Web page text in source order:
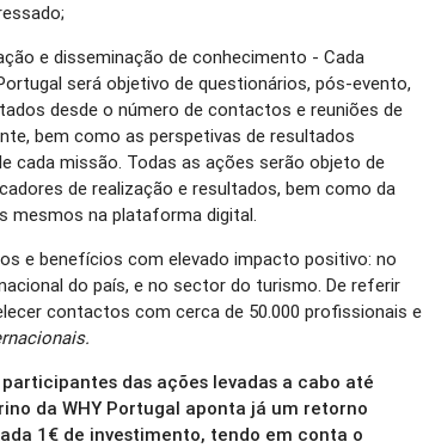
e disseminação de conhecimento - Cada
será objetivo de questionários, pós-evento,
desde o número de contactos e reuniões de
bem como as perspetivas de resultados
cada missão. Todas as ações serão objeto de
de realização e resultados, bem como da
mesmos na plataforma digital.
e benefícios com elevado impacto positivo: no
do país, e no sector do turismo. De referir
contactos com cerca de 50.000 profissionais e
das ações levadas a cabo até
da WHY Portugal aponta já um retorno
1€ de investimento, tendo em conta o